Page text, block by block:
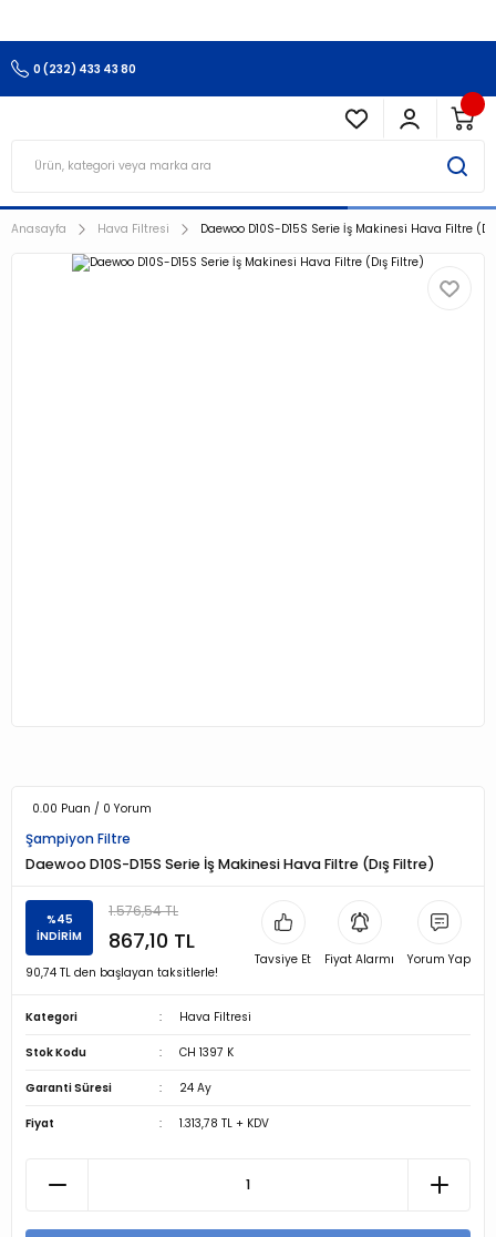
0 (232) 433 43 80
Anasayfa Hava Filtresi Daewoo D10S-D15S Serie İş Makinesi Hava Filtre
0.00 Puan / 0 Yorum
Şampiyon Filtre
Daewoo D10S-D15S Serie İş Makinesi Hava Filtre (Dış Filtre)
%45
İNDİRİM
1.576,54 TL
867,10 TL
90,74 TL den başlayan taksitlerle!
Tavsiye Et Fiyat Alarmı Yorum Yap
Kategori Hava Filtresi
Stok Kodu CH 1397 K
Garanti Süresi 24 Ay
Fiyat 1.313,78 TL + KDV